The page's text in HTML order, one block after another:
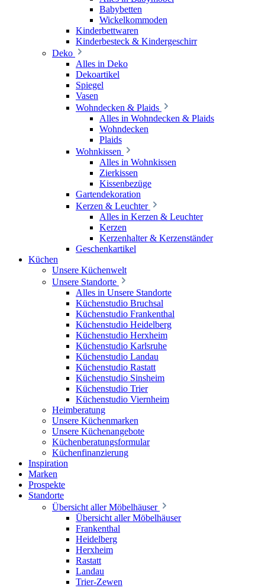
Babybetten
Wickelkommoden
Kinderbettwaren
Kinderbesteck & Kindergeschirr
Deko
Alles in Deko
Dekoartikel
Spiegel
Vasen
Wohndecken & Plaids
Alles in Wohndecken & Plaids
Wohndecken
Plaids
Wohnkissen
Alles in Wohnkissen
Zierkissen
Kissenbezüge
Gartendekoration
Kerzen & Leuchter
Alles in Kerzen & Leuchter
Kerzen
Kerzenhalter & Kerzenständer
Geschenkartikel
Küchen
Unsere Küchenwelt
Unsere Standorte
Alles in Unsere Standorte
Küchenstudio Bruchsal
Küchenstudio Frankenthal
Küchenstudio Heidelberg
Küchenstudio Herxheim
Küchenstudio Karlsruhe
Küchenstudio Landau
Küchenstudio Rastatt
Küchenstudio Sinsheim
Küchenstudio Trier
Küchenstudio Viernheim
Heimberatung
Unsere Küchenmarken
Unsere Küchenangebote
Küchenberatungsformular
Küchenfinanzierung
Inspiration
Marken
Prospekte
Standorte
Übersicht aller Möbelhäuser
Übersicht aller Möbelhäuser
Frankenthal
Heidelberg
Herxheim
Rastatt
Landau
Trier-Zewen